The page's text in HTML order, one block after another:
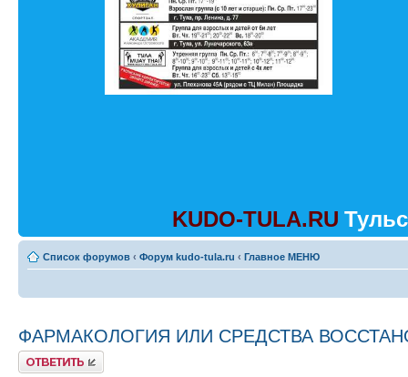
KUDO-TULA.RU
Список форумов ‹ Форум kudo-tula.ru ‹ Главное МЕНЮ
ФАРМАКОЛОГИЯ ИЛИ СРЕДСТВА
Ответить